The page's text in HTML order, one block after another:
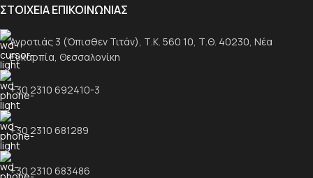
ΣΤΟΙΧΕΙΑ ΕΠΙΚΟΙΝΩΝΙΑΣ
Αγροτιάς 3 (Όπισθεν Τιτάν), Τ.Κ. 560 10, Τ.Θ. 40230, Νέα
Ευκαρπία, Θεσσαλονίκη
+30 2310 692410-3
+30 2310 681289
+30 2310 683486